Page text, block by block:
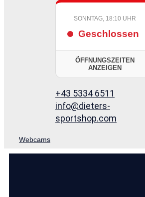
SONNTAG, 18:10 UHR
Geschlossen
ÖFFNUNGSZEITEN
ANZEIGEN
+43 5334 6511
info@dieters-
sportshop.com
Webcams